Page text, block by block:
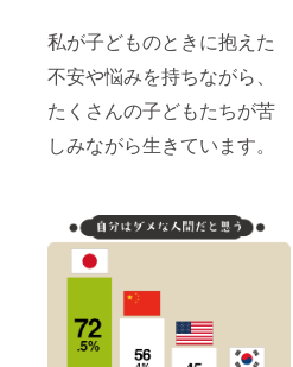
私が子どものときに抱えた
不安や悩みを持ちながら、
たくさんの子どもたちが苦
しみながら生きています。